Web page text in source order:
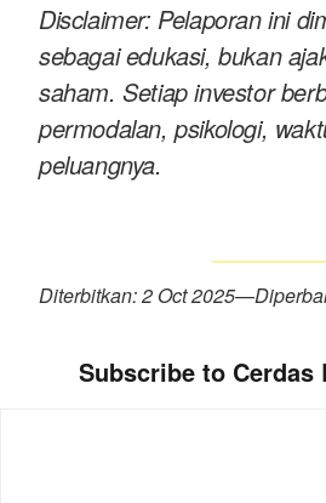
Disclaimer: Pelaporan ini
sebagai edukasi, bukan
saham. Setiap investor
permodalan, psikologi,
peluangnya.
Diterbitkan: 2 Oct 2025—
Subscribe to Cerdas